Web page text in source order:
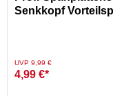
Senkkopf
Preis reduziert von
UVP 9,99 €auf
4,99 €*